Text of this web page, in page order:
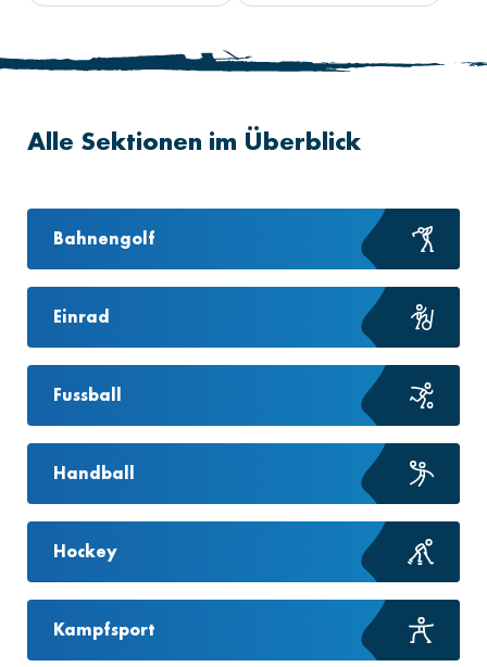
Alle Sektionen im Überblick
Bahnengolf
Einrad
Fussball
Handball
Hockey
Kampfsport